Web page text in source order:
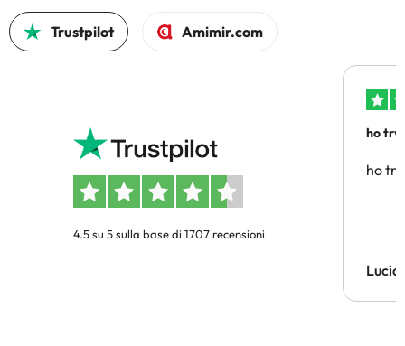
Trustpilot Amimir.com
4.5 su 5 sulla base di 1707 recensioni
ho
ho
Lucia